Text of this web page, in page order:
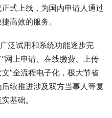
式上线，为国内申请人通过
高效的服务。
泛试用和系统功能逐步完
网上申请、在线缴费、上传
”全流程电子化，极大节省
续推进涉及双方当事人等复
基础。